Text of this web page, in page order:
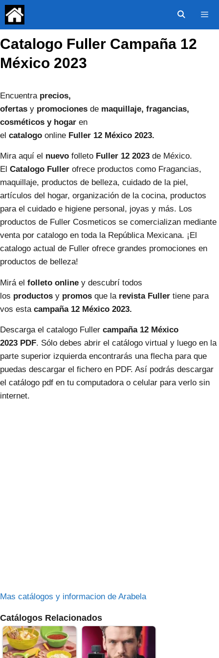
Saltar
contenido
Catalogo Fuller Campaña 12
México 2023
Encuentra precios,
ofertas y promociones de maquillaje, fragancias,
cosméticos y hogar en
el catalogo online Fuller 12 México 2023.
Mira aquí el nuevo folleto Fuller 12 2023 de México.
El Catalogo Fuller ofrece productos como Fragancias,
maquillaje, productos de belleza, cuidado de la piel,
artículos del hogar, organización de la cocina, productos
para el cuidado e higiene personal, joyas y más. Los
productos de Fuller Cosmeticos se comercializan mediante
venta por catalogo en toda la República Mexicana. ¡El
catalogo actual de Fuller ofrece grandes promociones en
productos de belleza!
Mirá el folleto online y descubrí todos
los productos y promos que la revista Fuller tiene para
vos esta campaña 12 México 2023.
Descarga el catalogo Fuller campaña 12 México
2023 PDF. Sólo debes abrir el catálogo virtual y luego en la
parte superior izquierda encontrarás una flecha para que
puedas descargar el fichero en PDF. Así podrás descargar
el catálogo pdf en tu computadora o celular para verlo sin
internet.
Mas catálogos y informacion de Arabela
Catálogos Relacionados